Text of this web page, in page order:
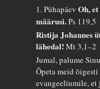
1. PühapäevOh,
määrusi.Ps 119,5
Ristija Johannes
lähedal!Mt 3,1–2
Jumal, palume
Õpeta meid
evangeeliumile, et